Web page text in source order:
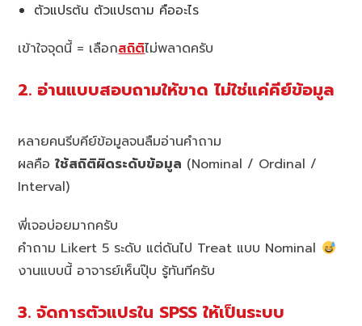
ตัวแปรต้น ตัวแปรตาม คืออะไร
เข้าใจจุดนี้ = เลือกสถิติไม่พลาดครับ
2. อ่านแบบสอบถามให้ขาด ไม่ใช่แค่คีย์ข้อมูล
หลายคนรีบคีย์ข้อมูลจนลืมอ่านคำถาม
ผลคือใช้สถิติผิดระดับข้อมูล (Nominal / Ordinal /
Interval)
พี่เจอบ่อยมากครับ
คำถาม Likert 5 ระดับ แต่ดันไป Treat แบบ Nominal
งานแบบนี้ อาจารย์เห็นปุ๊บ รู้ทันทีครับ
3. จัดการตัวแปรใน SPSS ให้เป็นระบบ